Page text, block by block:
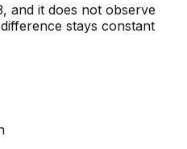
and it does not observe
stays constant